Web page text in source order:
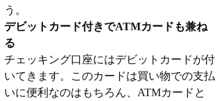
う。
デビットカード付きでATMカードも兼ね
る
チェッキング口座にはデビットカードが付
いてきます。このカードは買い物での支払
いに便利なのはもちろん、ATMカードと